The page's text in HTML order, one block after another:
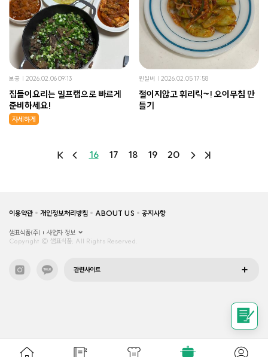
보콩 2026.02.06 09:13
집들이요리는 밀프랩으로 빠르게
준비하세요!
자세하게
윈실버 2026.02.05 17:58
절이지않고 휘리릭~! 오이무침 만
들기
16 17 18 19 20
이용약관 개인정보처리방침 ABOUT US 공지사항
샘표식품(주)
사업자 정보
Copyright © 샘표식품, All Rights Reserved.
관련사이트